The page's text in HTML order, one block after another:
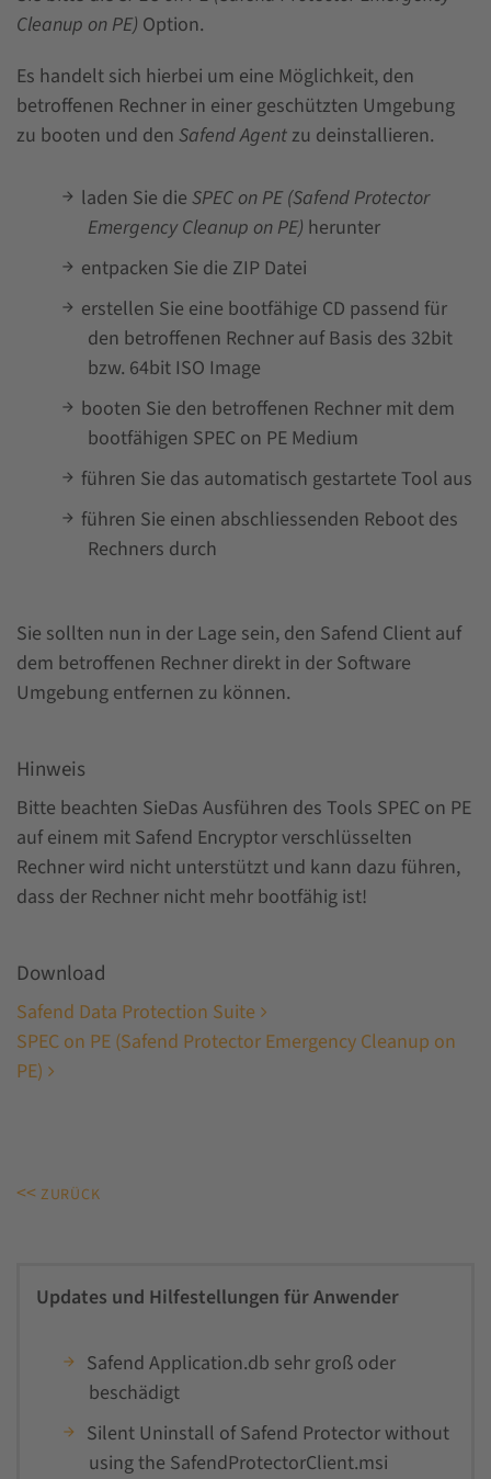
Cleanup on PE) Option.
Es handelt sich hierbei um eine Möglichkeit, den
betroffenen Rechner in einer geschützten Umgebung
zu booten und den Safend Agentzu deinstallieren.
laden Sie die SPEC on PE (Safend Protector
Emergency Cleanup on PE) herunter
entpacken Sie die ZIP Datei
erstellen Sie eine bootfähige CD passend für
den betroffenen Rechner auf Basis des 32bit
bzw. 64bit ISO Image
booten Sie den betroffenen Rechner mit dem
bootfähigen SPEC on PE Medium
führen Sie das automatisch gestartete Tool aus
führen Sie einen abschliessenden Reboot des
Rechners durch
Sie sollten nun in der Lage sein, den Safend Client auf
dem betroffenen Rechner direkt in der Software
Umgebung entfernen zu können.
Hinweis
Bitte beachten SieDas Ausführen des Tools SPEC on PE
auf einem mit Safend Encryptor verschlüsselten
Rechner wird nicht unterstützt und kann dazu führen,
dass der Rechner nicht mehr bootfähig ist!
Download
Safend Data Protection Suite
SPEC on PE (Safend Protector Emergency Cleanup on
PE)
<< ZURÜCK
Updates und Hilfestellungen für Anwender
Safend Application.db sehr groß oder
beschädigt
Silent Uninstall of Safend Protector without
using the SafendProtectorClient.msi